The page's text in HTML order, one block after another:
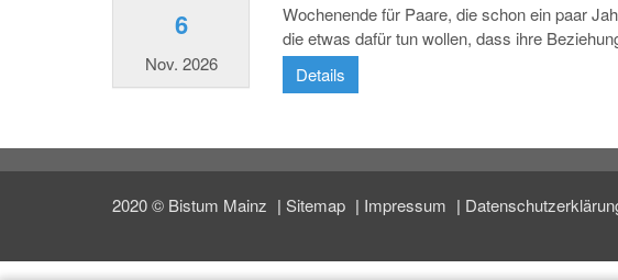
6
Nov. 2026
Wochenende für Paare, die schon ein paar
die etwas dafür tun wollen, dass ihre
Details
2020 © Bistum Mainz Sitemap Impressum